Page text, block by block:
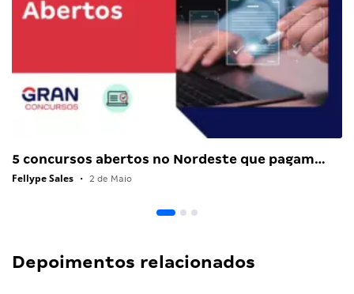
5 concursos abertos no Nordeste que pagam…
Fellype Sales • 2 de Maio
Depoimentos relacionados